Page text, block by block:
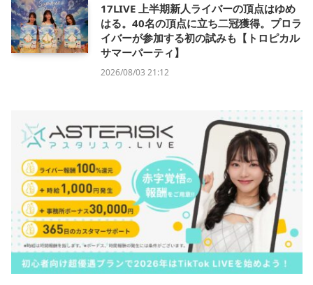
17LIVE 上半期新人ライバーの頂点はゆめ
はる。40名の頂点に立ち二冠獲得。プロラ
イバーが参加する初の試みも【トロピカル
サマーパーティ】
2026/08/03 21:12